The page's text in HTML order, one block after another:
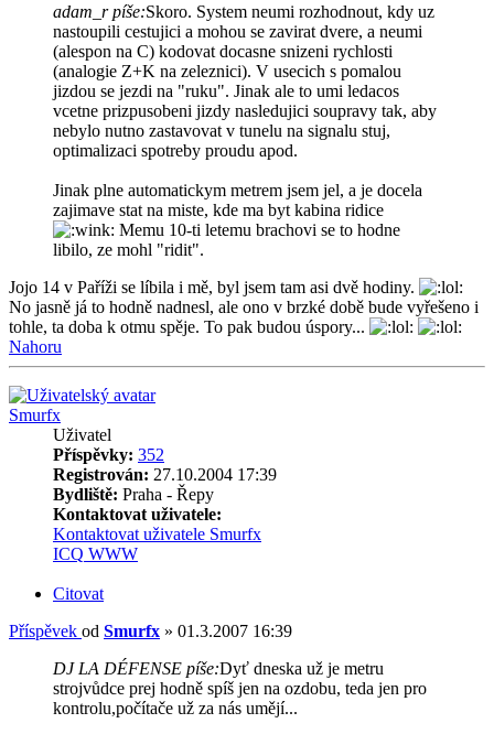
adam_r píše:Skoro. System neumi rozhodnout, kdy uz
nastoupili cestujici a mohou se zavirat dvere, a neumi
(alespon na C) kodovat docasne snizeni rychlosti
(analogie Z+K na zeleznici). V usecich s pomalou
jizdou se jezdi na "ruku". Jinak ale to umi ledacos
vcetne prizpusobeni jizdy nasledujici soupravy tak, aby
nebylo nutno zastavovat v tunelu na signalu stuj,
optimalizaci spotreby proudu apod.
Jinak plne automatickym metrem jsem jel, a je docela
zajimave stat na miste, kde ma byt kabina ridice
Memu 10-ti letemu brachovi se to hodne
libilo, ze mohl "ridit".
Jojo 14 v Paříži se líbila i mě, byl jsem tam asi dvě hodiny.
No jasně já to hodně nadnesl, ale ono v brzké době bude vyřešeno i
tohle, ta doba k otmu spěje. To pak budou úspory...
Nahoru
Smurfx
Uživatel
Příspěvky: 352
Registrován: 27.10.2004 17:39
Bydliště: Praha - Řepy
Kontaktovat uživatele:
Kontaktovat uživatele Smurfx
ICQ WWW
Citovat
Příspěvek od Smurfx » 01.3.2007 16:39
DJ LA DÉFENSE píše:Dyť dneska už je metru
strojvůdce prej hodně spíš jen na ozdobu, teda jen pro
kontrolu,počítače už za nás umějí...